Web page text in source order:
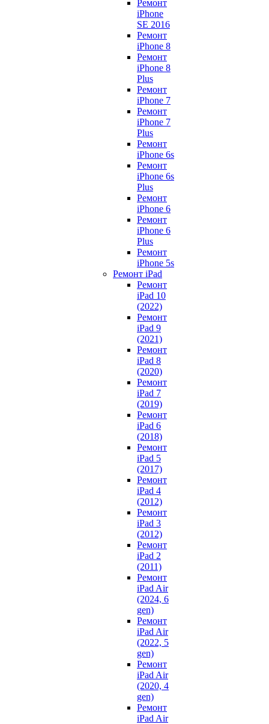
Ремонт
iPhone
SE 2016
Ремонт
iPhone 8
Ремонт
iPhone 8
Plus
Ремонт
iPhone 7
Ремонт
iPhone 7
Plus
Ремонт
iPhone 6s
Ремонт
iPhone 6s
Plus
Ремонт
iPhone 6
Ремонт
iPhone 6
Plus
Ремонт
iPhone 5s
Ремонт iPad
Ремонт
iPad 10
(2022)
Ремонт
iPad 9
(2021)
Ремонт
iPad 8
(2020)
Ремонт
iPad 7
(2019)
Ремонт
iPad 6
(2018)
Ремонт
iPad 5
(2017)
Ремонт
iPad 4
(2012)
Ремонт
iPad 3
(2012)
Ремонт
iPad 2
(2011)
Ремонт
iPad Air
(2024, 6
gen)
Ремонт
iPad Air
(2022, 5
gen)
Ремонт
iPad Air
(2020, 4
gen)
Ремонт
iPad Air